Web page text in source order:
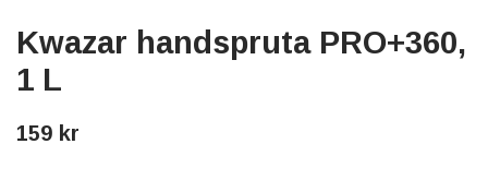
Kwazar handspruta PRO+360,
1 L
159 kr